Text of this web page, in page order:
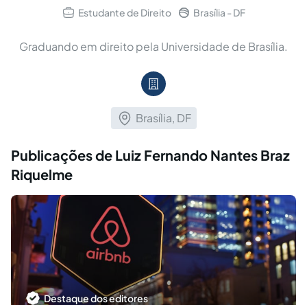
Estudante de Direito
Brasília - DF
Graduando em direito pela Universidade de Brasília.
Brasília, DF
Publicações de Luiz Fernando Nantes Braz
Riquelme
Destaque dos editores